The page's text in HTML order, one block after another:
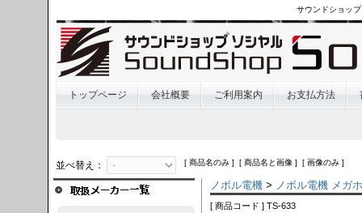
サウンドショッ
トップページ 会社概要 ご利用案内 お支払方法
並べ替え： [ 商品名のみ ] [ 商品名と画像 ] [ 画像のみ ]
ノボル電機 > ノボル電機 メガ
[ 商品コード ] TS-633